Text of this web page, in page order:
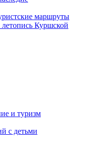
маршруты
летопись Куршской
и туризм
с детьми